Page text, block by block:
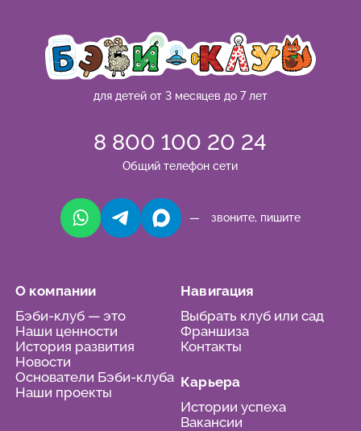
для детей от 3 месяцев до 7 лет
8 800 100 20 24
Общий телефон сети
— звоните, пишите
О компании
Бэби-клуб — это
Наши ценности
История развития
Новости
Основатели Бэби-клуба
Наши проекты
Навигация
Выбрать клуб или сад
Франшиза
Контакты
Карьера
Истории успеха
Вакансии